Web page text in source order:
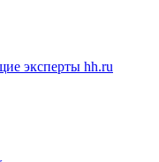
эксперты hh.ru